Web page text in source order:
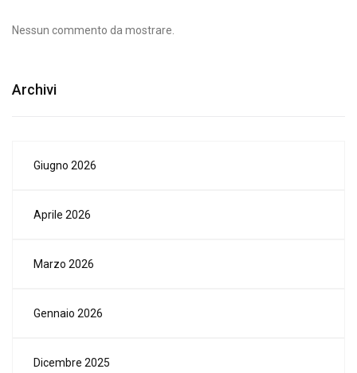
Nessun commento da mostrare.
Archivi
Giugno 2026
Aprile 2026
Marzo 2026
Gennaio 2026
Dicembre 2025